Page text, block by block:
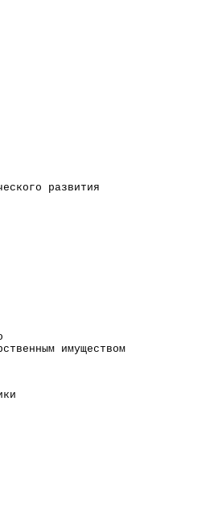
развития
имуществом